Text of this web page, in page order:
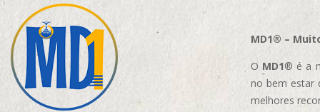
MD1® –
O MD1® é a
no bem estar
melhores